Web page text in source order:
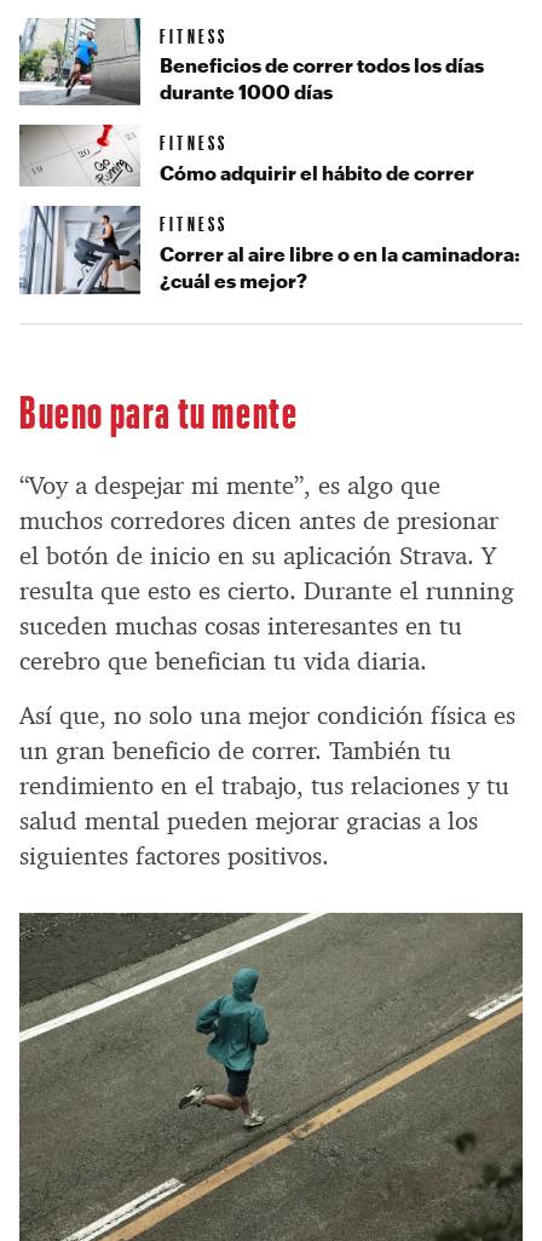
Bueno para tu mente
“Voy a despejar mi mente”, es algo que
muchos corredores dicen antes de presionar
el botón de inicio en su aplicación Strava. Y
resulta que esto es cierto. Durante el running
suceden muchas cosas interesantes en tu
cerebro que benefician tu vida diaria.
Así que, no solo una mejor condición física es
un gran beneficio de correr. También tu
rendimiento en el trabajo, tus relaciones y tu
salud mental pueden mejorar gracias a los
siguientes factores positivos.
FITNESS
Beneficios de correr todos los días
durante 1000 días
FITNESS
Cómo adquirir el hábito de correr
FITNESS
Correr al aire libre o en la caminadora:
¿cuál es mejor?